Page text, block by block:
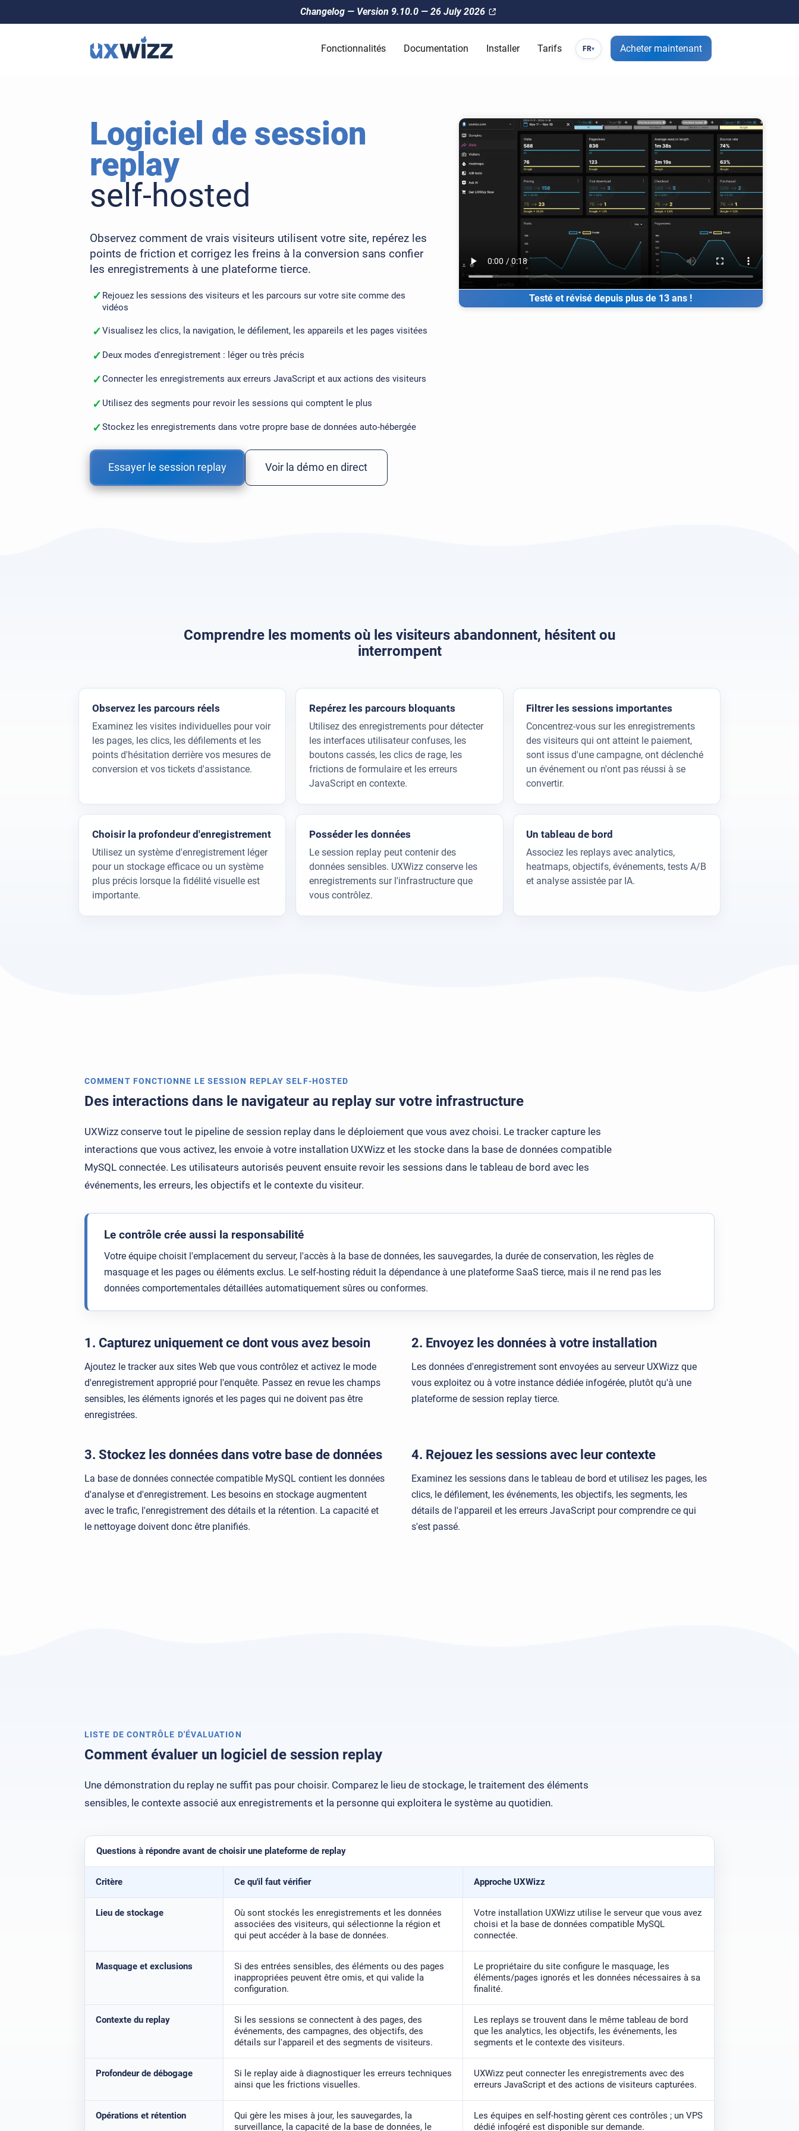
Changelog — Version 9.10.0 — 26 July 2026
Fonctionnalités Documentation Installer Tarifs FR▾ Acheter maintenant
Logiciel de session
replay
self-hosted
Observez comment de vrais visiteurs utilisent votre site, repérez les
points de friction et corrigez les freins à la conversion sans confier
les enregistrements à une plateforme tierce.
✓ Rejouez les sessions des visiteurs et les parcours sur votre site comme des
vidéos
✓Visualisez les clics, la navigation, le défilement, les appareils et les pages visitées
✓ Deux modes d'enregistrement : léger ou très précis
✓Connecter les enregistrements aux erreurs JavaScript et aux actions des visiteurs
✓ Utilisez des segments pour revoir les sessions qui comptent le plus
✓Stockez les enregistrements dans votre propre base de données auto-hébergée
Essayer le session replay Voir la démo en direct
Testé et révisé depuis plus de 13 ans !
Comprendre les moments où les visiteurs abandonnent, hésitent ou
interrompent
Observez les parcours réels
Examinez les visites individuelles pour voir
les pages, les clics, les défilements et les
points d'hésitation derrière vos mesures de
conversion et vos tickets d'assistance.
Repérez les parcours bloquants
Utilisez des enregistrements pour détecter
les interfaces utilisateur confuses, les
boutons cassés, les clics de rage, les
frictions de formulaire et les erreurs
JavaScript en contexte.
Filtrer les sessions importantes
Concentrez-vous sur les enregistrements
des visiteurs qui ont atteint le paiement,
sont issus d'une campagne, ont déclenché
un événement ou n'ont pas réussi à se
convertir.
Choisir la profondeur d'enregistrement
Utilisez un système d'enregistrement léger
pour un stockage efficace ou un système
plus précis lorsque la fidélité visuelle est
importante.
Posséder les données
Le session replay peut contenir des
données sensibles. UXWizz conserve les
enregistrements sur l'infrastructure que
vous contrôlez.
Un tableau de bord
Associez les replays avec analytics,
heatmaps, objectifs, événements, tests A/B
et analyse assistée par IA.
COMMENT FONCTIONNE LE SESSION REPLAY SELF-HOSTED
Des interactions dans le navigateur au replay sur votre infrastructure
UXWizz conserve tout le pipeline de session replay dans le déploiement que vous avez choisi. Le tracker capture les
interactions que vous activez, les envoie à votre installation UXWizz et les stocke dans la base de données compatible
MySQL connectée. Les utilisateurs autorisés peuvent ensuite revoir les sessions dans le tableau de bord avec les
événements, les erreurs, les objectifs et le contexte du visiteur.
Le contrôle crée aussi la responsabilité
Votre équipe choisit l'emplacement du serveur, l'accès à la base de données, les sauvegardes, la durée de conservation, les règles de
masquage et les pages ou éléments exclus. Le self-hosting réduit la dépendance à une plateforme SaaS tierce, mais il ne rend pas les
données comportementales détaillées automatiquement sûres ou conformes.
1. Capturez uniquement ce dont vous avez besoin
Ajoutez le tracker aux sites Web que vous contrôlez et activez le mode
d'enregistrement approprié pour l'enquête. Passez en revue les champs
sensibles, les éléments ignorés et les pages qui ne doivent pas être
enregistrées.
2. Envoyez les données à votre installation
Les données d'enregistrement sont envoyées au serveur UXWizz que
vous exploitez ou à votre instance dédiée infogérée, plutôt qu'à une
plateforme de session replay tierce.
3. Stockez les données dans votre base de données
La base de données connectée compatible MySQL contient les données
d'analyse et d'enregistrement. Les besoins en stockage augmentent
avec le trafic, l'enregistrement des détails et la rétention. La capacité et
le nettoyage doivent donc être planifiés.
4. Rejouez les sessions avec leur contexte
Examinez les sessions dans le tableau de bord et utilisez les pages, les
clics, le défilement, les événements, les objectifs, les segments, les
détails de l'appareil et les erreurs JavaScript pour comprendre ce qui
s'est passé.
LISTE DE CONTRÔLE D'ÉVALUATION
Comment évaluer un logiciel de session replay
Une démonstration du replay ne suffit pas pour choisir. Comparez le lieu de stockage, le traitement des éléments
sensibles, le contexte associé aux enregistrements et la personne qui exploitera le système au quotidien.
Questions à répondre avant de choisir une plateforme de replay
Critère Ce qu'il faut vérifier Approche UXWizz
Lieu de stockage
Où sont stockés les enregistrements et les données
associées des visiteurs, qui sélectionne la région et
qui peut accéder à la base de données.
Votre installation UXWizz utilise le serveur que vous avez
choisi et la base de données compatible MySQL
connectée.
Masquage et exclusions
Si des entrées sensibles, des éléments ou des pages
inappropriées peuvent être omis, et qui valide la
configuration.
Le propriétaire du site configure le masquage, les
éléments/pages ignorés et les données nécessaires à sa
finalité.
Contexte du replay
Si les sessions se connectent à des pages, des
événements, des campagnes, des objectifs, des
détails sur l'appareil et des segments de visiteurs.
Les replays se trouvent dans le même tableau de bord
que les analytics, les objectifs, les événements, les
segments et le contexte des visiteurs.
Profondeur de débogage
Si le replay aide à diagnostiquer les erreurs techniques
ainsi que les frictions visuelles.
UXWizz peut connecter les enregistrements avec des
erreurs JavaScript et des actions de visiteurs capturées.
Opérations et rétention
Qui gère les mises à jour, les sauvegardes, la
surveillance, la capacité de la base de données, le
Les équipes en self-hosting gèrent ces contrôles ; un VPS
dédié infogéré est disponible sur demande.